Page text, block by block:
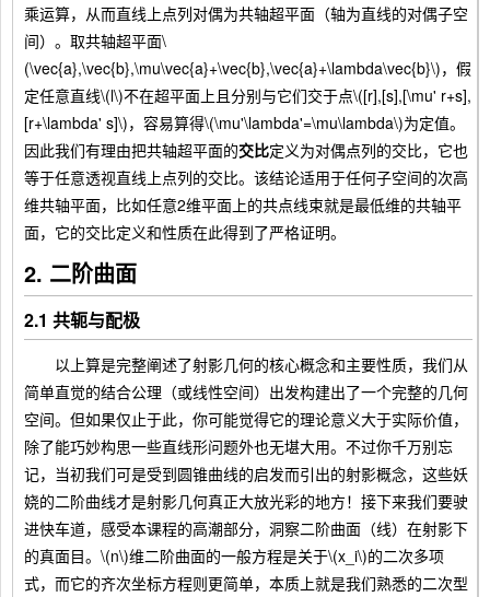
乘运算，从而直线上点列对偶为共轴超平面（轴为直线的对偶子空
间）。取共轴超平面\
(\vec{a},\vec{b},\mu\vec{a}+\vec{b},\vec{a}+\lambda\vec{b}\)，假
定任意直线\(l\)不在超平面上且分别与它们交于点\([r],[s],[\mu' r+s],
[r+\lambda' s]\)，容易算得\(\mu'\lambda'=\mu\lambda\)为定值。
因此我们有理由把共轴超平面的交比定义为对偶点列的交比，它也
等于任意透视直线上点列的交比。该结论适用于任何子空间的次高
维共轴平面，比如任意2维平面上的共点线束就是最低维的共轴平
面，它的交比定义和性质在此得到了严格证明。
2. 二阶曲面
2.1 共轭与配极
以上算是完整阐述了射影几何的核心概念和主要性质，我们从
简单直觉的结合公理（或线性空间）出发构建出了一个完整的几何
空间。但如果仅止于此，你可能觉得它的理论意义大于实际价值，
除了能巧妙构思一些直线形问题外也无堪大用。不过你千万别忘
记，当初我们可是受到圆锥曲线的启发而引出的射影概念，这些妖
娆的二阶曲线才是射影几何真正大放光彩的地方！接下来我们要驶
进快车道，感受本课程的高潮部分，洞察二阶曲面（线）在射影下
的真面目。\(n\)维二阶曲面的一般方程是关于\(x_i\)的二次多项
式，而它的齐次坐标方程则更简单，本质上就是我们熟悉的二次型